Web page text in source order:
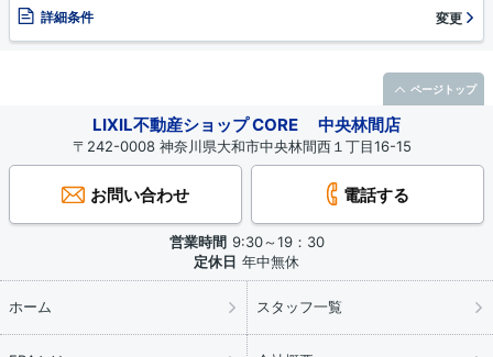
詳細条件 変更
LIXIL不動産ショップ CORE 中央林間店
〒242-0008 神奈川県大和市中央林間西１丁目16-15
お問い合わせ 電話する
営業時間 9:30～19：30
定休日 年中無休
ホーム スタッフ一覧
ページトップ